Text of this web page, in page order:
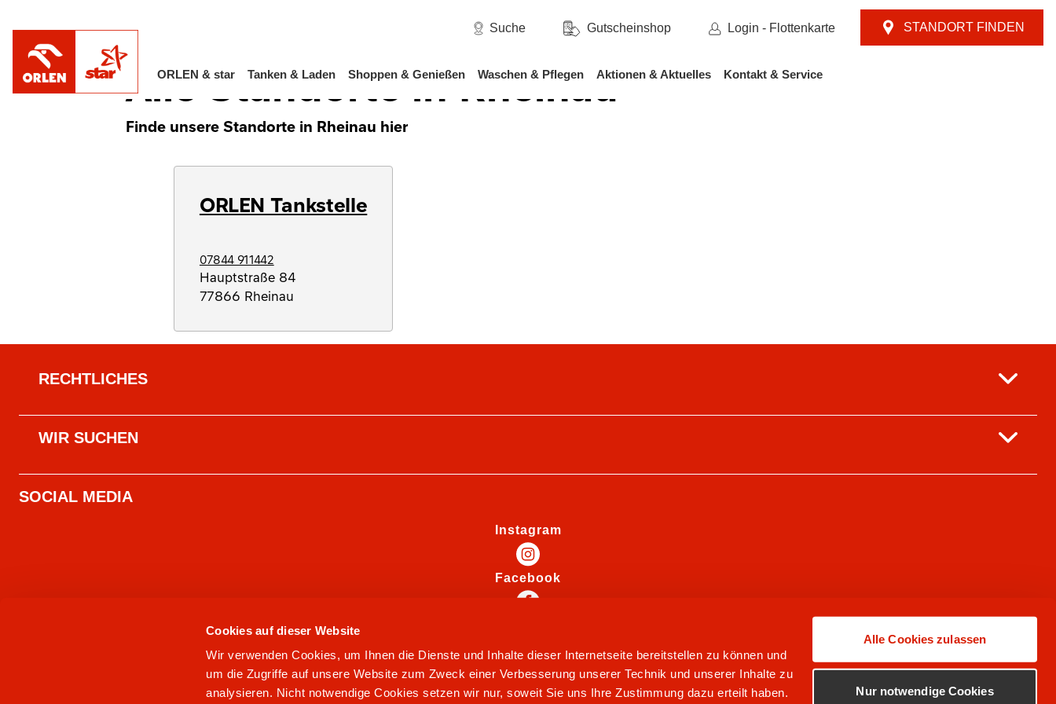
Cookies auf dieser Website
Wir verwenden Cookies, um Ihnen die Dienste und Inhalte dieser Internetseite bereitstellen zu können und
um die Zugriffe auf unsere Website zum Zweck einer Verbesserung unserer Technik und unserer Inhalte zu
analysieren. Nicht notwendige Cookies setzen wir nur, soweit Sie uns Ihre Zustimmung dazu erteilt haben.
Alle Cookies zulassen
Nur notwendige Cookies
ORLEN & star Tanken & Laden Shoppen & Genießen Waschen & Pflegen Aktionen & Aktuelles Kontakt & Service
Suche Gutscheinshop Login - Flottenkarte STANDORT FINDEN
Alle Standorte in Rheinau
Finde unsere Standorte in Rheinau hier
ORLEN Tankstelle
07844 911442
Hauptstraße 84
77866 Rheinau
RECHTLICHES
WIR SUCHEN
SOCIAL MEDIA
Instagram
Facebook